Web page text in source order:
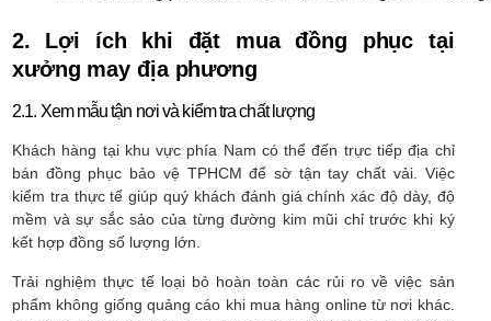
2. Lợi ích khi đặt mua đồng phục tại
xưởng may địa phương
2.1. Xem mẫu tận nơi và kiểm tra chất lượng
Khách hàng tại khu vực phía Nam có thể đến trực tiếp địa chỉ
bán đồng phục bảo vệ TPHCM để sờ tận tay chất vải. Việc
kiểm tra thực tế giúp quý khách đánh giá chính xác độ dày, độ
mềm và sự sắc sảo của từng đường kim mũi chỉ trước khi ký
kết hợp đồng số lượng lớn.
Trải nghiệm thực tế loại bỏ hoàn toàn các rủi ro về việc sản
phẩm không giống quảng cáo khi mua hàng online từ nơi khác.